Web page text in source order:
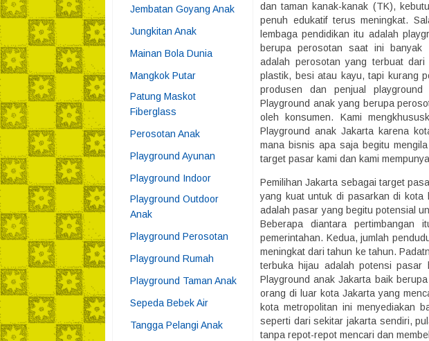
Jembatan Goyang Anak
Jungkitan Anak
Mainan Bola Dunia
Mangkok Putar
Patung Maskot
Fiberglass
Perosotan Anak
Playground Ayunan
Playground Indoor
Playground Outdoor
Anak
Playground Perosotan
Playground Rumah
Playground Taman Anak
Sepeda Bebek Air
Tangga Pelangi Anak
dan taman kanak-kanak (TK),
penuh edukatif terus meningkat.
lembaga pendidikan itu adalah
berupa perosotan saat ini banyak
adalah perosotan yang terbuat
plastik, besi atau kayu, tapi kurang
produsen dan penjual
Playground anak yang berupa
oleh konsumen. Kami
Playground anak Jakarta karena
mana bisnis apa saja begitu
target pasar kami dan kami
Pemilihan Jakarta sebagai target
yang kuat untuk di pasarkan di kota
adalah pasar yang begitu potensial
Beberapa diantara
pemerintahan. Kedua, jumlah
meningkat dari tahun ke tahun.
terbuka hijau adalah potensi pasar
Playground anak Jakarta baik
orang di luar kota Jakarta yang
kota metropolitan ini menyediakan
seperti dari sekitar jakarta sendiri,
tanpa repot-repot mencari dan